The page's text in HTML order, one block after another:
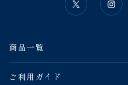
商品一覧
ご利用ガイド